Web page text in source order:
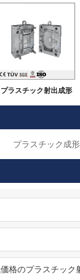
プラスチック射出成形
型
プラスチック成